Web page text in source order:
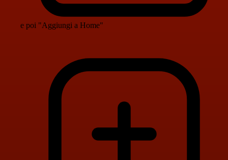
e poi "Aggiungi a Home"